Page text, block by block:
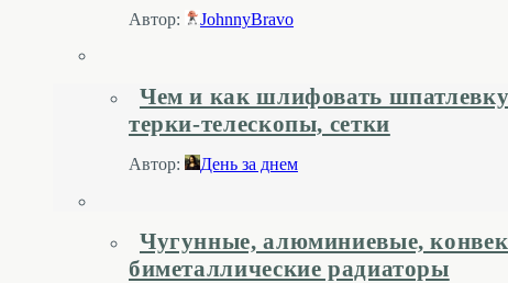
Автор: JohnnyBravo
Чем и как шлифовать
терки-телескопы, сетки
Автор: День за днем
Чугунные, алюминиевые,
биметаллические радиаторы